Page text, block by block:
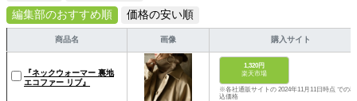
編集部のおすすめ順
価格の安い順
商品名 画像 購入サイト
『ネックウォーマー 裏地
エコファー リブ』
1,320円
楽天市場
※各社通販サイトの 2024年11月11日時点 での税
込価格